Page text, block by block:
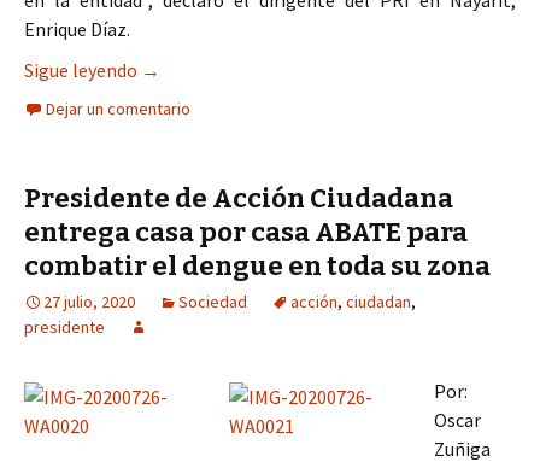
Enrique Díaz.
Sigue leyendo DISCURSOS DEL PRESIDENTE DISTAN MUCHO
→
Dejar un comentario
Presidente de Acción Ciudadana
entrega casa por casa ABATE para
combatir el dengue en toda su zona
27 julio, 2020 Sociedad acción, ciudadan,
presidente
Por:
Oscar
Zuñiga